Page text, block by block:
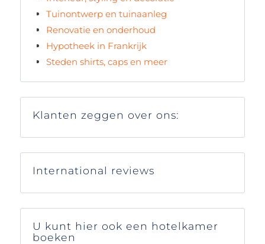
Tuinontwerp en tuinaanleg
Renovatie en onderhoud
Hypotheek in Frankrijk
Steden shirts, caps en meer
Klanten zeggen over ons:
International reviews
U kunt hier ook een hotelkamer
boeken